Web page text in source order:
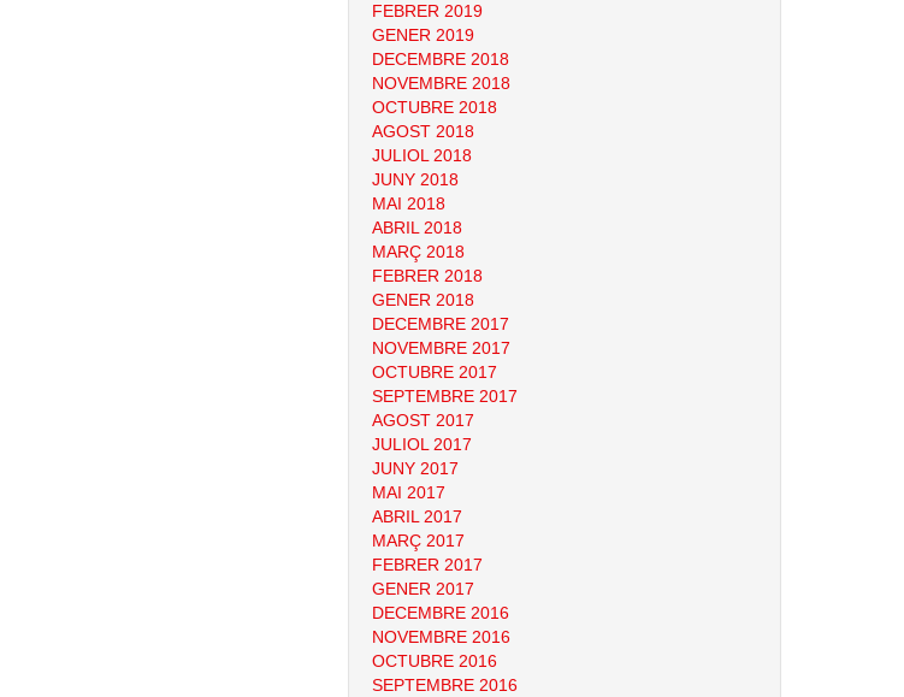
FEBRER 2019
GENER 2019
DECEMBRE 2018
NOVEMBRE 2018
OCTUBRE 2018
AGOST 2018
JULIOL 2018
JUNY 2018
MAI 2018
ABRIL 2018
MARÇ 2018
FEBRER 2018
GENER 2018
DECEMBRE 2017
NOVEMBRE 2017
OCTUBRE 2017
SEPTEMBRE 2017
AGOST 2017
JULIOL 2017
JUNY 2017
MAI 2017
ABRIL 2017
MARÇ 2017
FEBRER 2017
GENER 2017
DECEMBRE 2016
NOVEMBRE 2016
OCTUBRE 2016
SEPTEMBRE 2016